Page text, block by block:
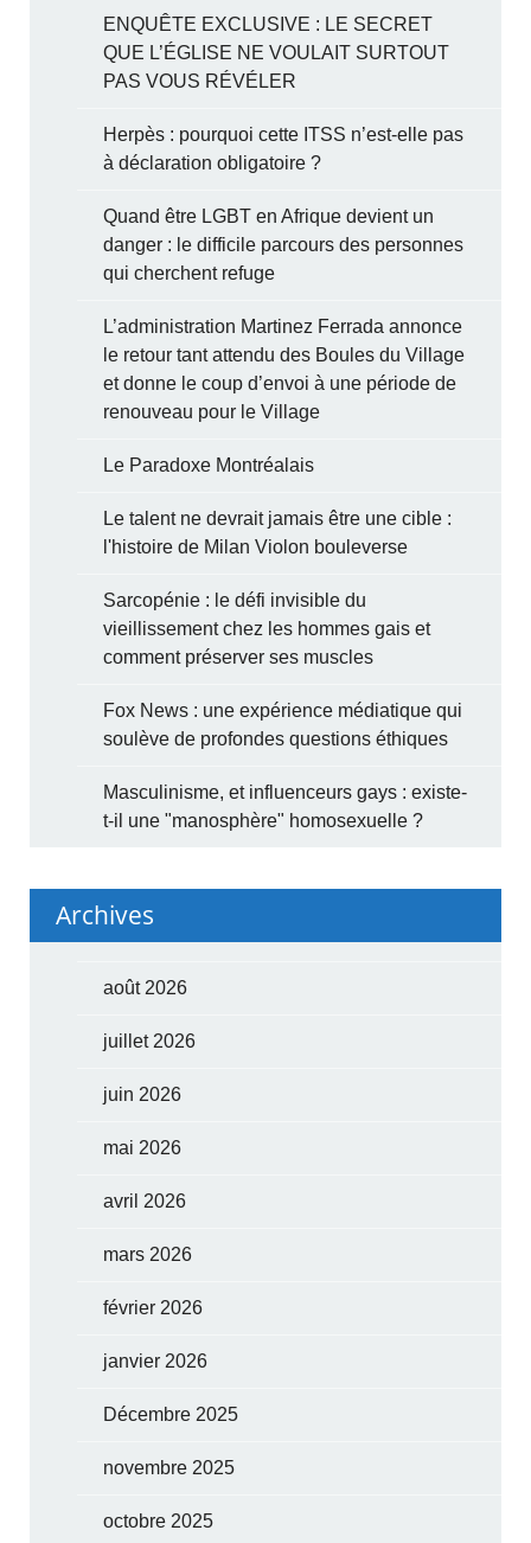
ENQUÊTE EXCLUSIVE : LE SECRET
QUE L’ÉGLISE NE VOULAIT SURTOUT
PAS VOUS RÉVÉLER
Herpès : pourquoi cette ITSS n’est-elle pas
à déclaration obligatoire ?
Quand être LGBT en Afrique devient un
danger : le difficile parcours des personnes
qui cherchent refuge
L’administration Martinez Ferrada annonce
le retour tant attendu des Boules du Village
et donne le coup d’envoi à une période de
renouveau pour le Village
Le Paradoxe Montréalais
Le talent ne devrait jamais être une cible :
l'histoire de Milan Violon bouleverse
Sarcopénie : le défi invisible du
vieillissement chez les hommes gais et
comment préserver ses muscles
Fox News : une expérience médiatique qui
soulève de profondes questions éthiques
Masculinisme, et influenceurs gays : existe-
t-il une "manosphère" homosexuelle ?
Archives
août 2026
juillet 2026
juin 2026
mai 2026
avril 2026
mars 2026
février 2026
janvier 2026
Décembre 2025
novembre 2025
octobre 2025